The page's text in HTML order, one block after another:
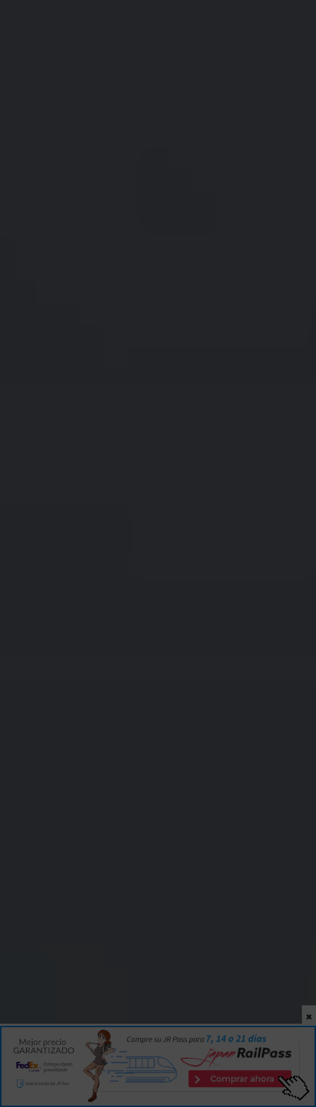
INICIO|GUÍA| JAPÓN
Por Isaac Martín
10 OCT 2017
3 min 17
×